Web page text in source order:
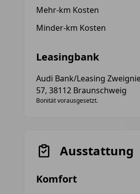
Mehr-km Kosten
Minder-km Kosten
Leasingbank
Audi Bank/Leasing
57, 38112 Braunschweig
Bonität vorausgesetzt.
Ausstattung
Komfort